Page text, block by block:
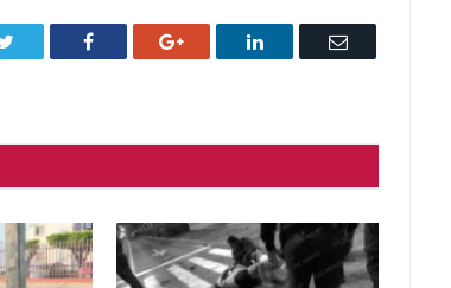
Facebook Google+ LinkedIn
Correo